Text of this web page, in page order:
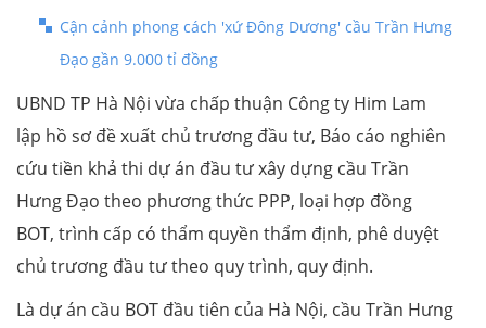
Cận cảnh phong cách 'xứ Đông Dương' cầu Trần Hưng
Đạo gần 9.000 tỉ đồng
UBND TP Hà Nội vừa chấp thuận Công ty Him Lam
lập hồ sơ đề xuất chủ trương đầu tư, Báo cáo nghiên
cứu tiền khả thi dự án đầu tư xây dựng cầu Trần
Hưng Đạo theo phương thức PPP, loại hợp đồng
BOT, trình cấp có thẩm quyền thẩm định, phê duyệt
chủ trương đầu tư theo quy trình, quy định.
Là dự án cầu BOT đầu tiên của Hà Nội, cầu Trần Hưng